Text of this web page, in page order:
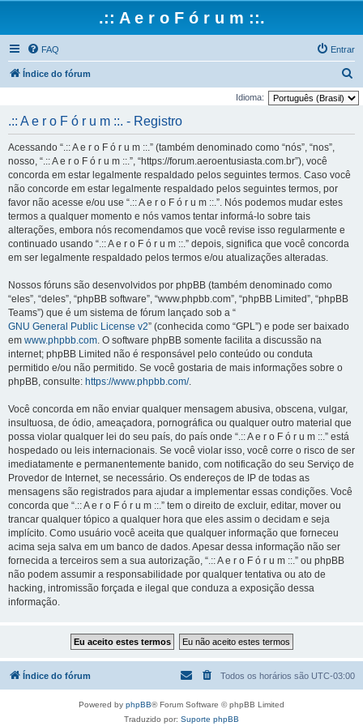
.:: A e r o F ó r u m ::.
FAQ Entrar
Índice do fórum
e
Idioma:
.:: A e r o F ó r u m ::. - Registro
Acessando “.:: A e r o F ó r u m ::.” (também denominado como “nós”, “nos”,
nosso, “.:: A e r o F ó r u m ::.”, “https://forum.aeroentusiasta.com.br”), você
concorda em estar legalmente respaldado pelos seguintes termos. Caso você
não concorde em estar legalmente respaldado pelos seguintes termos, por
favor não acesse e/ou use “.:: A e r o F ó r u m ::.”. Nós podemos mudar estes
termos a qualquer momento e nós vamos tentar informá-lo sobre tais
alterações, embora nós recomendamos que você revise isso regularmente e
continuado usando “.:: A e r o F ó r u m ::.” depois, significa que você concorda
em ser legalmente respaldado pelos termos e/ou atualizações alteradas.
Nossos fóruns são desenvolvidos por phpBB (também denominado como
“eles”, “deles”, “phpBB software”, “www.phpbb.com”, “phpBB Limited”, “phpBB
Teams”) que é um sistema de fórum lançado sob a “
GNU General Public License v2” (conhecida como “GPL”) e pode ser baixado
em www.phpbb.com. O software phpBB somente facilita a discussão na
internet; phpBB Limited não é responsável pelo conteúdo ou conduta
permitido e/ou não permitido. Se você gostaria de mais informações sobre o
phpBB, consulte: https://www.phpbb.com/.
Você concorda em não enviar qualquer mensagem abusiva, obscena, vulgar,
insultuosa, de ódio, ameaçadora, pornográfica ou qualquer outro material que
possa violar qualquer lei do seu país, do país onde “.:: A e r o F ó r u m ::.” está
hospedado ou leis internacionais. Se você violar isso, você corre o risco de ser
imediatamente e permanentemente banido, com notificação do seu Serviço de
Provedor de Internet, se necessário. Os endereços de IP de todas as
mensagens são registrados para ajudar a implementar essas condições. Você
concorda que “.:: A e r o F ó r u m ::.” tem o direito de excluir, editar, mover ou
trancar qualquer tópico a qualquer hora que eles assim o decidam e seja
implícito. Como usuário você aceita que qualquer informação que forneceu
acima seja salva em um banco de dados. Apesar dessa informação não ser
fornecida a terceiros sem a sua autorização, “.:: A e r o F ó r u m ::.” ou phpBB
não podem assumir a responsabilidade por qualquer tentativa ou ato de
hacking, intromissão forçada e ilegal que conduza a exposição dessa
informação.
Índice do fórum Todos os horários são UTC-03:00
Powered by phpBB® Forum Software © phpBB Limited
Traduzido por: Suporte phpBB